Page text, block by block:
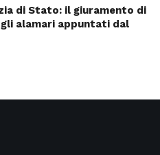
di Stato: il giuramento di
alamari appuntati dal